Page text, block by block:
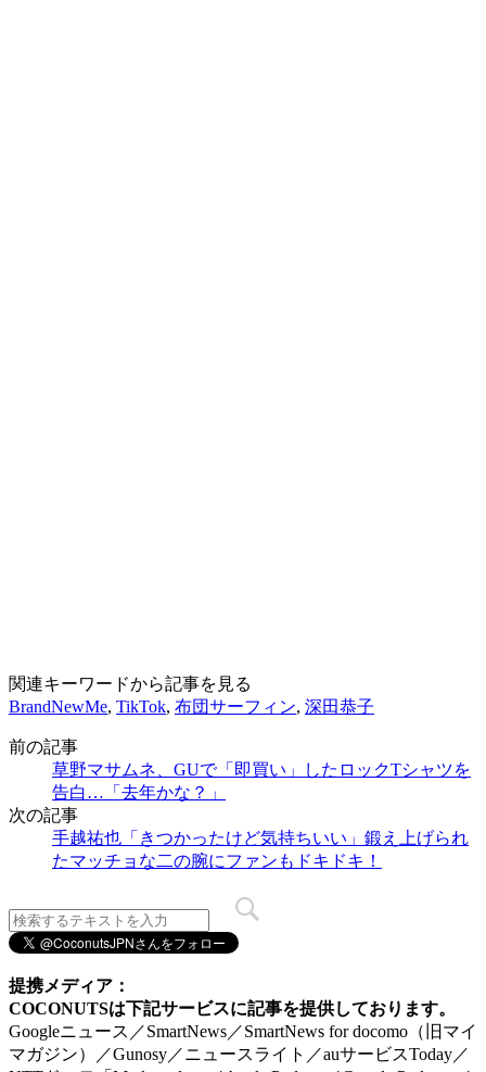
関連キーワードから記事を見る
BrandNewMe, TikTok, 布団サーフィン, 深田恭子
前の記事
草野マサムネ、GUで「即買い」したロックTシャツを
告白…「去年かな？」
次の記事
手越祐也「きつかったけど気持ちいい」鍛え上げられ
たマッチョな二の腕にファンもドキドキ！
提携メディア：
COCONUTSは下記サービスに記事を提供しております。
Googleニュース／SmartNews／SmartNews for docomo（旧マイ
マガジン）／Gunosy／ニュースライト／auサービスToday／